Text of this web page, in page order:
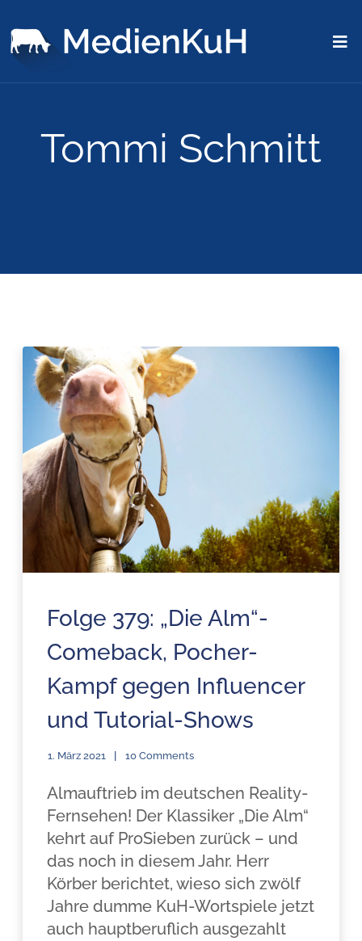
Tommi Schmitt
Folge 379: „Die Alm“-
Comeback, Pocher-
Kampf gegen Influencer
und Tutorial-Shows
1. März 2021 10 Comments
Almauftrieb im deutschen Reality-
Fernsehen! Der Klassiker „Die Alm“
kehrt auf ProSieben zurück – und
das noch in diesem Jahr. Herr
Körber berichtet, wieso sich zwölf
Jahre dumme KuH-Wortspiele jetzt
auch hauptberuflich ausgezahlt